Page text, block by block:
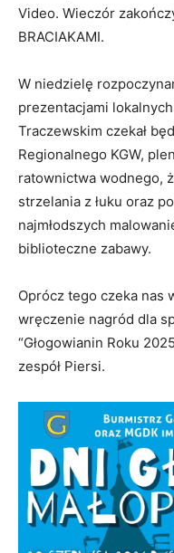
Video. Wieczór
BRACIAKAMI.
W niedzielę
prezentacjami
Traczewskim czekał
Regionalnego KGW,
ratownictwa wodnego,
strzelania z łuku oraz
najmłodszych
biblioteczne zabawy.
Oprócz tego czeka nas
wręczenie nagród dla
“Głogowianin Roku
zespół Piersi.